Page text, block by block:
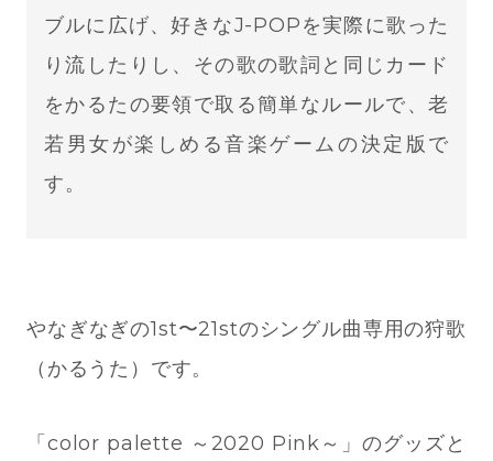
ブルに広げ、好きなJ-POPを実際に歌った
り流したりし、その歌の歌詞と同じカード
をかるたの要領で取る簡単なルールで、老
若男女が楽しめる音楽ゲームの決定版で
す。
やなぎなぎの1st〜21stのシングル曲専用の狩歌
（かるうた）です。
「color palette ～2020 Pink～」のグッズと